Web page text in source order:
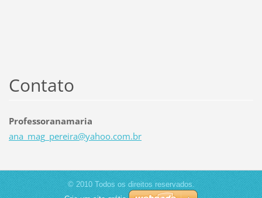
Contato
Professoranamaria
ana_mag_ pereira@yahoo.com.br
© 2010 Todos os direitos reservados.